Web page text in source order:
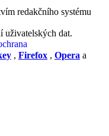
redakčního systému
uživatelských dat.
, Firefox , Opera a